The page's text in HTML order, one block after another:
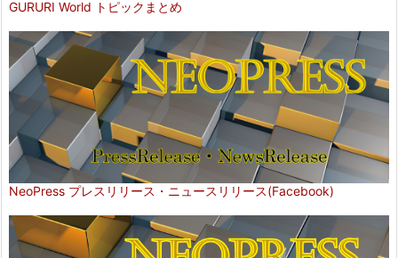
GURURI World トピックまとめ
NeoPress プレスリリース・ニュースリリース(Facebook)